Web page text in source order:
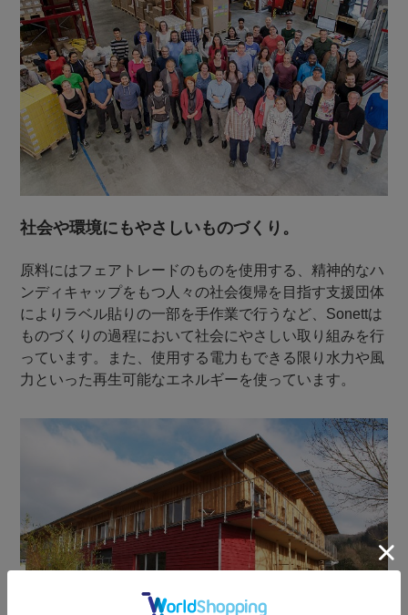
社会や環境にもやさしいものづくり。
原料にはフェアトレードのものを使用する、精神的なハ
ンディキャップをもつ人々の社会復帰を目指す支援団体
によりラベル貼りの一部を手作業で行うなど、Sonettは
ものづくりの過程において社会にやさしい取り組みを行
っています。また、使用する電力もできる限り水力や風
力といった再生可能なエネルギーを使っています。